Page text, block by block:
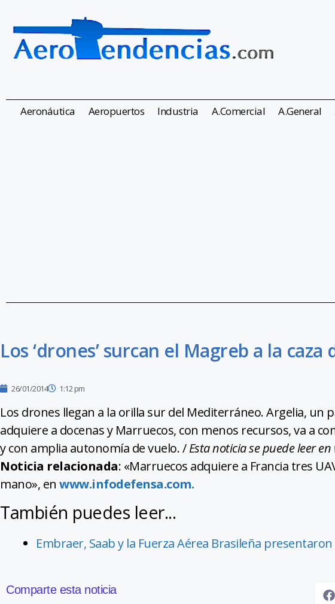
Aeronáutica Aeropuertos Industria A.Comercial A.General
Los ‘drones’ surcan el Magreb a la
26/01/2014 1:12 pm
Los drones llegan a la orilla sur del Mediterráneo. Argelia, un
adquiere a docenas y Marruecos, con menos recursos, va a
y con amplia autonomía de vuelo. /Esta noticia se puede leer en
Noticia relacionada: «Marruecos adquiere a Francia tres
mano», en www.infodefensa.com.
También puedes leer...
Embraer, Saab y la Fuerza Aérea Brasileña
Comparte esta noticia